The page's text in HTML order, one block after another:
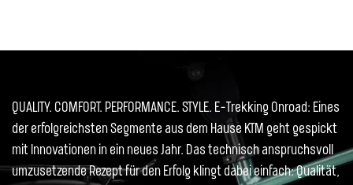
QUALITY. COMFORT. PERFORMANCE. STYLE. E-Trekking Onroad: Eines
der erfolgreichsten Segmente aus dem Hause KTM geht gespickt
mit Innovationen in ein neues Jahr. Das technisch anspruchsvoll
umzusetzende Rezept für den Erfolg klingt dabei einfach: Qualität,